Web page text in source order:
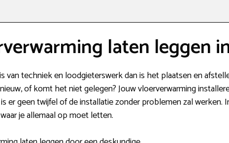
laten leggen
van techniek en loodgieterswerk dan is het plaatsen en
of komt het niet gelegen? Jouw vloerverwarming
er geen twijfel of de installatie zonder problemen zal
je allemaal op moet letten.